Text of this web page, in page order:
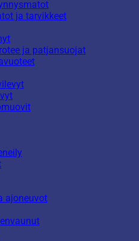
ja tarvikkeet
ja patjansuojat
ajoneuvot